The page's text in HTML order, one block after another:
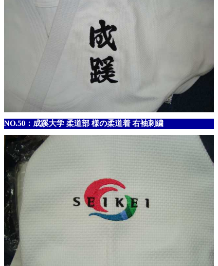
NO.50：成蹊大学 柔道部 様の柔道着 右袖刺繍